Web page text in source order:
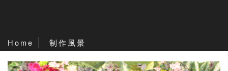
Home 制作風景